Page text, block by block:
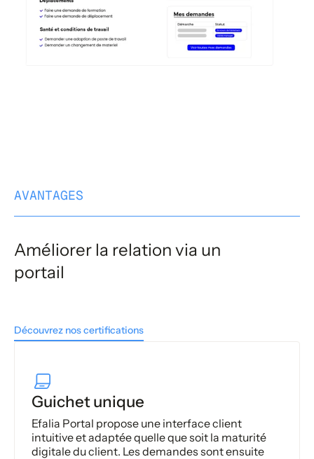
AVANTAGES
Améliorer la relation via un
portail
Découvrez nos certifications
Guichet unique
Efalia Portal propose une interface client
intuitive et adaptée quelle que soit la maturité
digitale du client. Les demandes sont ensuite